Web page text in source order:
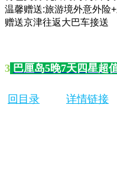
温馨赠送:旅游境外意外险
赠送京津往返大巴车接送
3 巴厘岛5晚7天四星超
回目录 详情链接